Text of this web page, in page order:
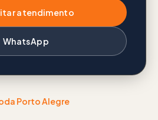
atendimento
WhatsApp
Porto Alegre